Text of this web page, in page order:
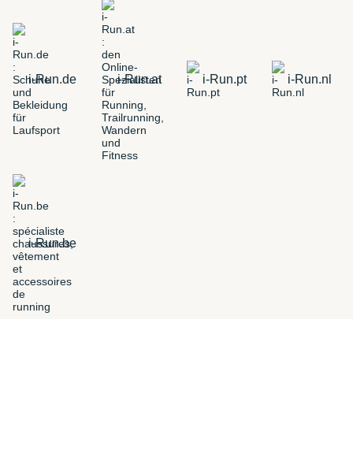
i-Run.de i-Run.at i-Run.pt i-Run.nl
i-Run.be